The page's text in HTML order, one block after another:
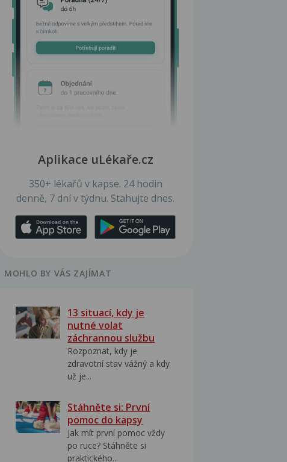
Aplikace uLékaře.cz
350+ lékařů v kapse. 24 hodin
denně, 7 dní v týdnu. Stahujte dnes.
MOHLO BY VÁS ZAJÍMAT
13 situací, kdy je
nutné volat
záchrannou službu
Rozpoznat, kdy je
zdravotní stav vážný a kdy
už je...
Stáhněte si: První
pomoc do kapsy
Jak mít první pomoc vždy
po ruce? Stáhněte si
praktického...